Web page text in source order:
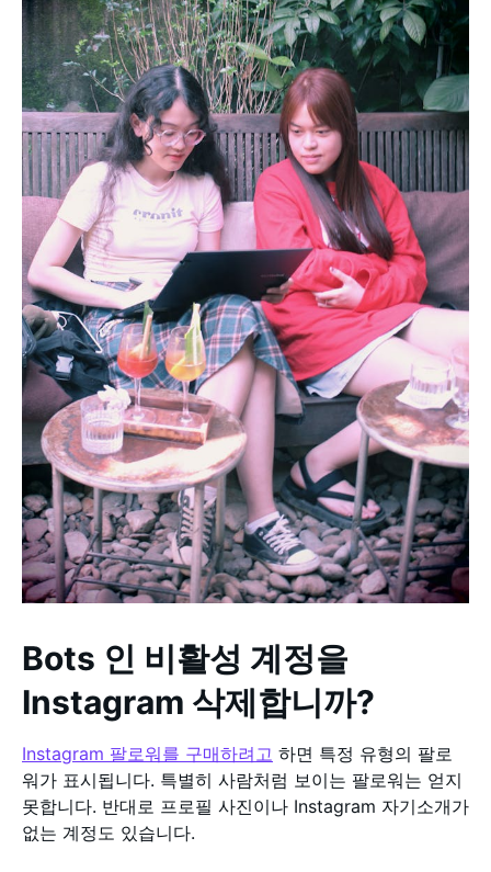
Bots 인 비활성 계정을
Instagram 삭제합니까?
Instagram 팔로워를 구매하려고 하면 특정 유형의 팔로
워가 표시됩니다. 특별히 사람처럼 보이는 팔로워는 얻지
못합니다. 반대로 프로필 사진이나 Instagram 자기소개가
없는 계정도 있습니다.